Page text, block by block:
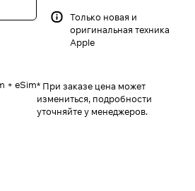
+ eSim
Только новая и
оригинальная техника
Apple
* При заказе цена может
измениться, подробности
уточняйте у менеджеров.